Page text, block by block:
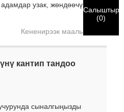
узак, жөндөөчү
Кененирээк маалымат
кантип тандоо
учурунда сыналгыңызды
(0)